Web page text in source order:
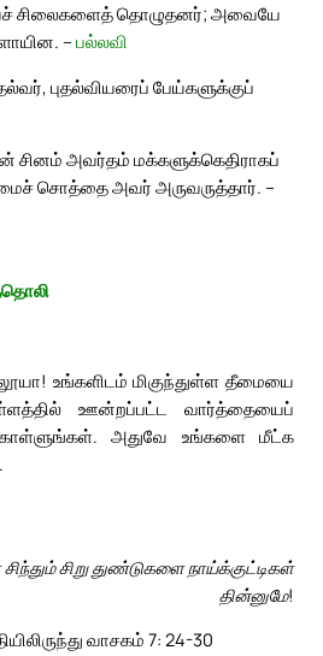
சிலைகளைத் தொழுதனர்; அவையே
– பல்லவி
புதல்வியரைப் பேய்களுக்குப்
அவர்தம் மக்களுக்கெதிராகப்
சொத்தை அவர் அருவருத்தார். –
உங்களிடம் மிகுந்துள்ள தீமையை
ஊன்றப்பட்ட வார்த்தையைப்
அதுவே உங்களை மீட்க
சிறு துண்டுகளை நாய்க்குட்டிகள்
தின்னுமே!
வாசகம் 7: 24-30